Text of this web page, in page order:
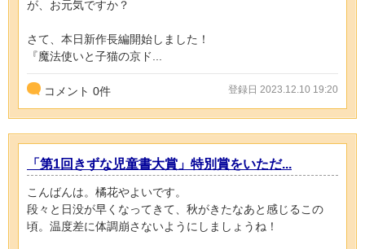
が、お元気ですか？
さて、本日新作長編開始しました！
『魔法使いと子猫の京ド...
コメント 0件 登録日 2023.12.10 19:20
「第1回きずな児童書大賞」特別賞をいただ...
こんばんは。橘花やよいです。
段々と日没が早くなってきて、秋がきたなあと感じるこの
頃。温度差に体調崩さないようにしましょうね！